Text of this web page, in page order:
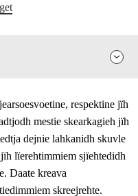
respektine jïh
mestie skearkagieh jïh
dejnie lahkanidh skuvle
lïerehtimmiem sjïehtedidh
Daate kreava
skreejrehte.